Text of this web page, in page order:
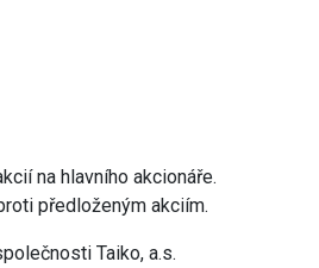
na hlavního akcionáře.
předloženým akciím.
Taiko, a.s.